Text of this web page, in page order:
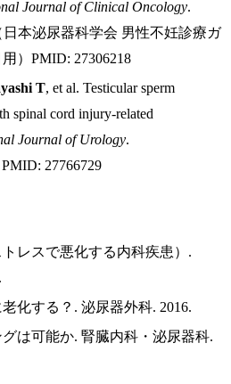
Journal of Clinical Oncology.
日本泌尿器科学会 男性不妊診療ガ
）PMID: 27306218
T, et al. Testicular sperm
spinal cord injury-related
Journal of Urology.
27766729
レスで悪化する内科疾患）.
化する？. 泌尿器外科. 2016.
は可能か. 腎臓内科・泌尿器科.